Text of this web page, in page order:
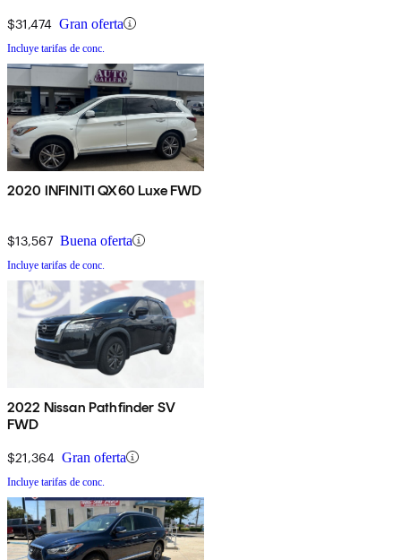
$31,474 Gran oferta
Incluye tarifas de conc.
2020 INFINITI QX60 Luxe FWD
$13,567 Buena oferta
Incluye tarifas de conc.
2022 Nissan Pathfinder SV
FWD
$21,364 Gran oferta
Incluye tarifas de conc.